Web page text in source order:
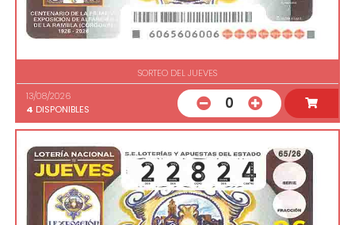
SORTEO DEL JUEVES
13/08/2026
4 DISPONIBLES 0